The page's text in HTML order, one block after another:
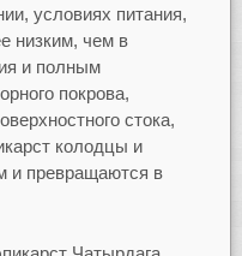
условиях питания,
низким, чем в
и полным
покрова,
стока,
колодцы и
и превращаются в